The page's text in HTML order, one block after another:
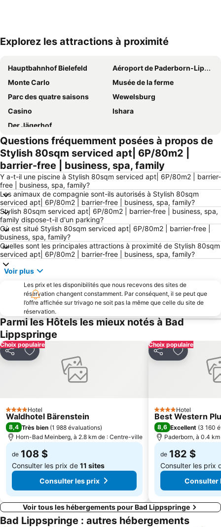
Explorez les attractions à proximité
Hauptbahnhof Bielefeld
Aéroport de Paderborn-Lippstadt
Monte Carlo
Musée de la ferme
Parc des quatre saisons
Wewelsburg
Casino
Ishara
Der Jägerhof
Questions fréquemment posées à propos de
Stylish 80sqm serviced apt| 6P/80m2 |
barrier-free | business, spa, family
Y a-t-il une piscine à Stylish 80sqm serviced apt| 6P/80m2 | barrier-
free | business, spa, family?
Les animaux de compagnie sont-ils autorisés à Stylish 80sqm
serviced apt| 6P/80m2 | barrier-free | business, spa, family?
Stylish 80sqm serviced apt| 6P/80m2 | barrier-free | business, spa,
family dispose-t-il d'un parking?
Où est situé Stylish 80sqm serviced apt| 6P/80m2 | barrier-free |
business, spa, family?
Quelles sont les principales attractions à proximité de Stylish 80sqm
serviced apt| 6P/80m2 | barrier-free | business, spa, family?
Voir plus
Les prix et les disponibilités que nous recevons des sites de
réservation changent constamment. Par conséquent, il se peut que
l’offre affichée sur trivago ne soit pas la même que celle du site de
réservation.
Parmi les Hôtels les mieux notés à Bad
Lippspringe
Choix populaire
PartagerAjouter à mes favoris
4 ÉtoilesHotel
Waldhotel Bärenstein
8,4 Très bien (1 988 évaluations)
Horn-Bad Meinberg, à 2.8 km de : Centre-ville
de 108 $
Consulter les prix de 11 sites
Consulter les prix
Choix populaire
PartagerAjouter à
4 ÉtoilesHotel
Best Western
8,6 Excellent (3 160
Paderborn, à 0.4
de 182 $
Consulter les prix
Consulter
Voir tous les hébergements pour Bad Lippspringe
Bad Lippspringe : autres hébergements